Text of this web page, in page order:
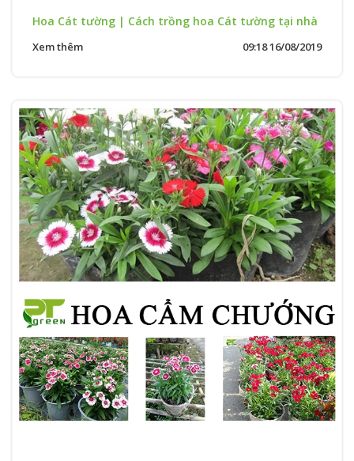
Hoa Cát tường | Cách trồng hoa Cát tường tại nhà
Xem thêm 09:18 16/08/2019